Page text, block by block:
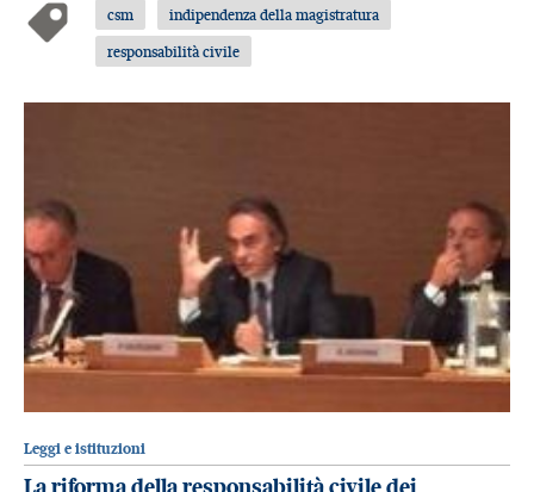
csm
indipendenza della magistratura
responsabilità civile
Leggi e istituzioni